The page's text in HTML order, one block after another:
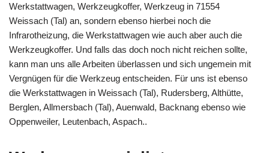
Werkstattwagen, Werkzeugkoffer, Werkzeug in 71554
Weissach (Tal) an, sondern ebenso hierbei noch die
Infrarotheizung, die Werkstattwagen wie auch aber auch die
Werkzeugkoffer. Und falls das doch noch nicht reichen sollte,
kann man uns alle Arbeiten überlassen und sich ungemein mit
Vergnügen für die Werkzeug entscheiden. Für uns ist ebenso
die Werkstattwagen in Weissach (Tal), Rudersberg, Althütte,
Berglen, Allmersbach (Tal), Auenwald, Backnang ebenso wie
Oppenweiler, Leutenbach, Aspach..